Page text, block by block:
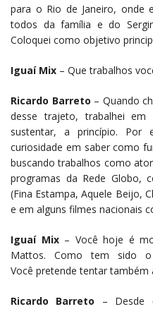
para o Rio de Janeiro, onde
todos da família e do
Coloquei como objetivo
Iguaí Mix – Que trabalhos
Ricardo Barreto – Quando
desse trajeto, trabalhei em
sustentar, a princípio.
curiosidade em saber como
buscando trabalhos como
programas da Rede Globo,
(Fina Estampa, Aquele Beijo,
e em alguns filmes nacionais
Iguaí Mix– Você hoje é
Mattos. Como tem sido
Você pretende tentar também
Ricardo Barreto – Desde